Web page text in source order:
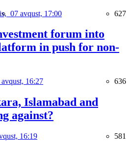
07 avqust, 17:00 627
forum into
in push for non-
16:27 636
Islamabad and
against?
16:19 581